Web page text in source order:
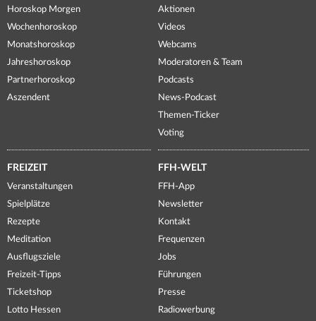
Horoskop Morgen
Wochenhoroskop
Monatshoroskop
Jahreshoroskop
Partnerhoroskop
Aszendent
Aktionen
Videos
Webcams
Moderatoren & Team
Podcasts
News-Podcast
Themen-Ticker
Voting
FREIZEIT
Veranstaltungen
Spielplätze
Rezepte
Meditation
Ausflugsziele
Freizeit-Tipps
Ticketshop
Lotto Hessen
FFH-WELT
FFH-App
Newsletter
Kontakt
Frequenzen
Jobs
Führungen
Presse
Radiowerbung